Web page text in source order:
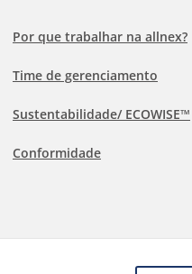
Por que trabalhar na allnex?
Time de gerenciamento
Sustentabilidade/ ECOWISE™
Conformidade